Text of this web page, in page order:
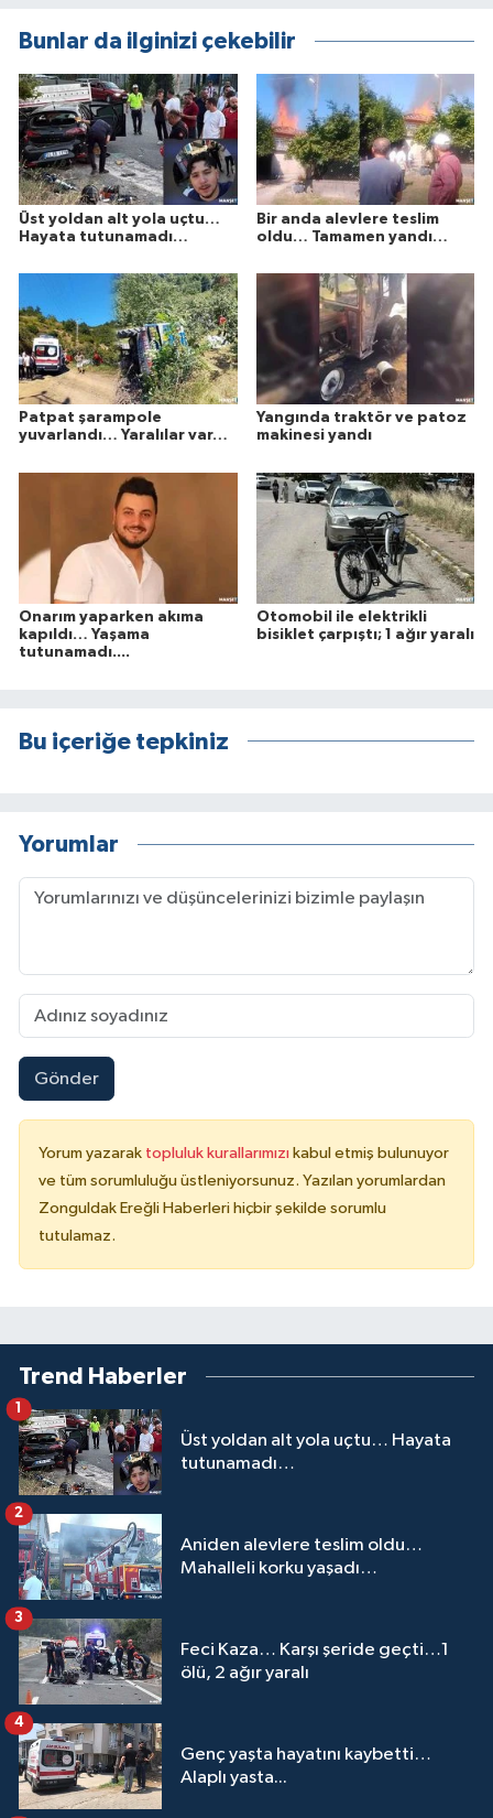
Bunlar da ilginizi çekebilir
Üst yoldan alt yola uçtu…
Hayata tutunamadı…
Bir anda alevlere teslim
oldu… Tamamen yandı…
Patpat şarampole
yuvarlandı… Yaralılar var…
Yangında traktör ve patoz
makinesi yandı
Onarım yaparken akıma
kapıldı… Yaşama
tutunamadı....
Otomobil ile elektrikli
bisiklet çarpıştı; 1 ağır yaralı
Bu içeriğe tepkiniz
Yorumlar
Gönder
Yorum yazarak topluluk kurallarımızı kabul etmiş bulunuyor
ve tüm sorumluluğu üstleniyorsunuz. Yazılan yorumlardan
Zonguldak Ereğli Haberleri hiçbir şekilde sorumlu
tutulamaz.
Trend Haberler
Üst yoldan alt yola uçtu… Hayata
tutunamadı…
1
Aniden alevlere teslim oldu…
Mahalleli korku yaşadı…
2
Feci Kaza… Karşı şeride geçti…1
ölü, 2 ağır yaralı
3
Genç yaşta hayatını kaybetti…
Alaplı yasta...
4